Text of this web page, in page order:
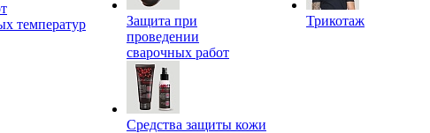
температур
Защита при
проведении
сварочных работ
Средства защиты кожи
Трикотаж